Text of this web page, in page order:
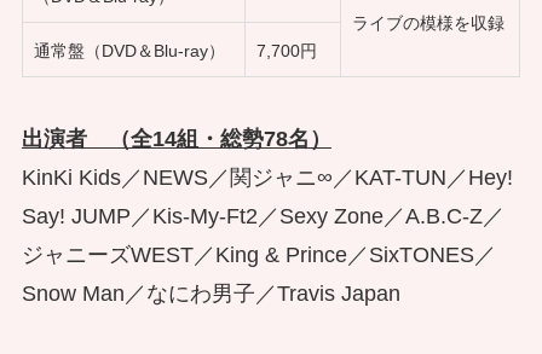
ライブの模様を収録
通常盤（DVD＆Blu-ray）
7,700円
出演者 （全14組・総勢78名）
KinKi Kids／NEWS／関ジャニ∞／KAT-TUN／Hey!
Say! JUMP／Kis-My-Ft2／Sexy Zone／A.B.C-Z／
ジャニーズWEST／King & Prince／SixTONES／
Snow Man／なにわ男子／Travis Japan